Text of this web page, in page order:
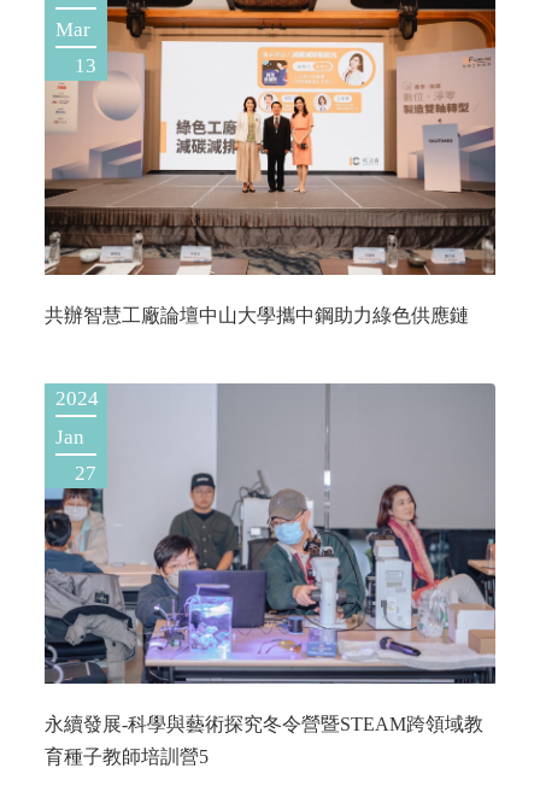
Mar
13
共辦智慧工廠論壇中山大學攜中鋼助力綠色供應鏈
2024
Jan
27
永續發展-科學與藝術探究冬令營暨STEAM跨領域教
育種子教師培訓營5